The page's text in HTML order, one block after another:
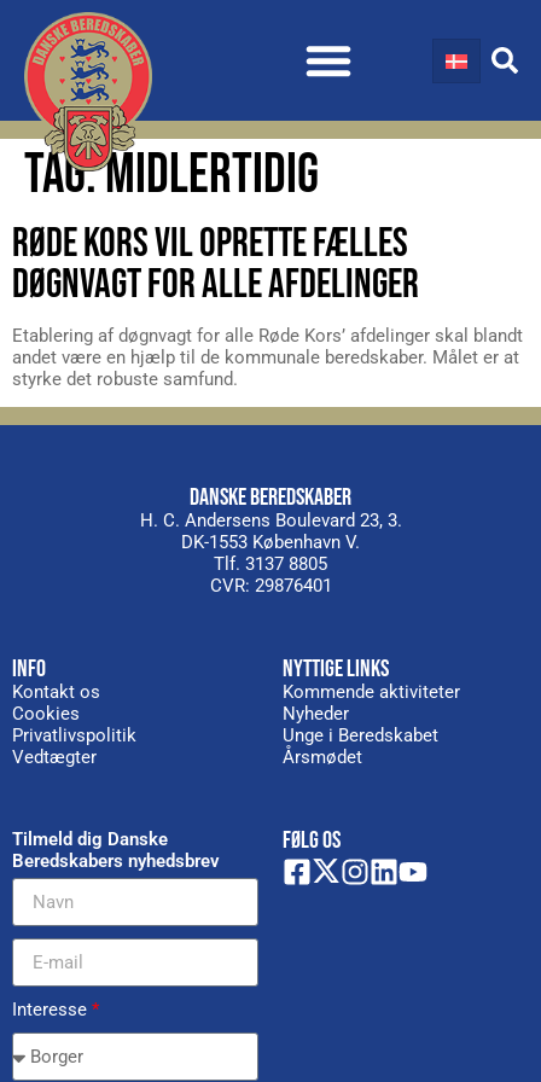
TAG:MIDLERTIDIG
RØDE KORS VIL OPRETTE FÆLLES
DØGNVAGT FOR ALLE AFDELINGER
Etablering af døgnvagt for alle Røde Kors’ afdelinger skal blandt
andet være en hjælp til de kommunale beredskaber. Målet er at
styrke det robuste samfund.
DANSKE BEREDSKABER
H. C. Andersens Boulevard 23, 3.
DK-1553 København V.
Tlf. 3137 8805
CVR: 29876401
INFO
Kontakt os
Cookies
Privatlivspolitik
Vedtægter
NYTTIGE LINKS
Kommende aktiviteter
Nyheder
Unge i Beredskabet
Årsmødet
Tilmeld dig Danske
Beredskabers nyhedsbrev
Interesse *
FØLG OS